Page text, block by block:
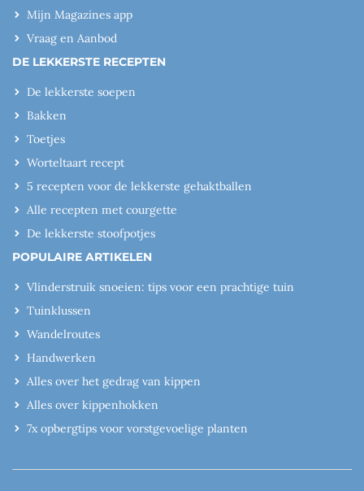
Mijn Magazines app
Vraag en Aanbod
DE LEKKERSTE RECEPTEN
De lekkerste soepen
Bakken
Toetjes
Worteltaart recept
5 recepten voor de lekkerste gehaktballen
Alle recepten met courgette
De lekkerste stoofpotjes
POPULAIRE ARTIKELEN
Vlinderstruik snoeien: tips voor een prachtige tuin
Tuinklussen
Wandelroutes
Handwerken
Alles over het gedrag van kippen
Alles over kippenhokken
7x opbergtips voor vorstgevoelige planten